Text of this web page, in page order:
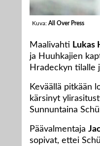
Kuva: All Over Press
Maalivahti Lukas
ja Huuhkajien
Hradeckyn tilalle
Keväällä pitkään
kärsinyt
Sunnuntaina
Päävalmentaja
sopivat, ettei